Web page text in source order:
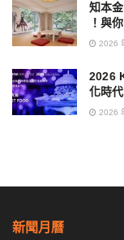
知本
！與
2026
2026
化時
2026
新聞月曆